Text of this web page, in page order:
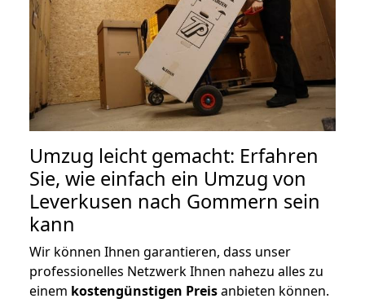
Umzug leicht gemacht: Erfahren
Sie, wie einfach ein Umzug von
Leverkusen nach Gommern sein
kann
Wir können Ihnen garantieren, dass unser
professionelles Netzwerk Ihnen nahezu alles zu
einem kostengünstigen Preisanbieten können.